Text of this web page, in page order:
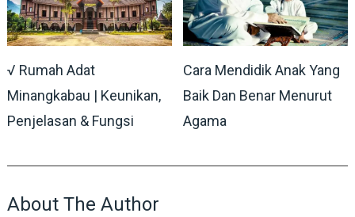
√ Rumah Adat
Minangkabau | Keunikan,
Penjelasan & Fungsi
Cara Mendidik Anak Yang
Baik Dan Benar Menurut
Agama
About The Author